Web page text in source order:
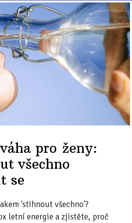
pro ženy:
všechno
se
'stihnout všechno'?
letní energie a zjistěte, proč